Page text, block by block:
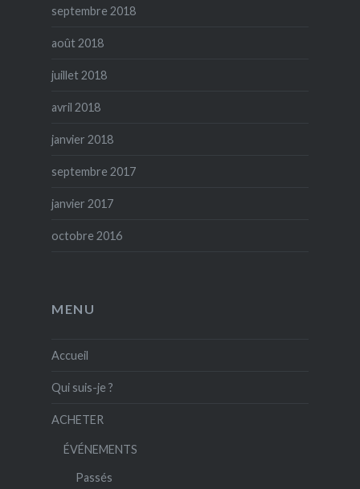
septembre 2018
août 2018
juillet 2018
avril 2018
janvier 2018
septembre 2017
janvier 2017
octobre 2016
MENU
Accueil
Qui suis-je ?
ACHETER
ÉVÉNEMENTS
Passés